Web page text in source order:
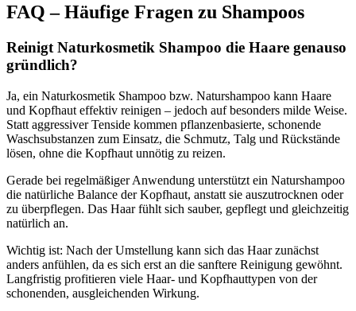
FAQ – Häufige Fragen zu Shampoos
Reinigt Naturkosmetik Shampoo die Haare genauso
gründlich?
Ja, ein Naturkosmetik Shampoo bzw. Naturshampoo kann Haare
und Kopfhaut effektiv reinigen – jedoch auf besonders milde Weise.
Statt aggressiver Tenside kommen pflanzenbasierte, schonende
Waschsubstanzen zum Einsatz, die Schmutz, Talg und Rückstände
lösen, ohne die Kopfhaut unnötig zu reizen.
Gerade bei regelmäßiger Anwendung unterstützt ein Naturshampoo
die natürliche Balance der Kopfhaut, anstatt sie auszutrocknen oder
zu überpflegen. Das Haar fühlt sich sauber, gepflegt und gleichzeitig
natürlich an.
Wichtig ist: Nach der Umstellung kann sich das Haar zunächst
anders anfühlen, da es sich erst an die sanftere Reinigung gewöhnt.
Langfristig profitieren viele Haar- und Kopfhauttypen von der
schonenden, ausgleichenden Wirkung.